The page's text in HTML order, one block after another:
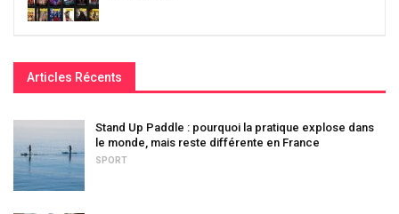
Articles Récents
Stand Up Paddle : pourquoi la pratique explose dans
le monde, mais reste différente en France
SPORT